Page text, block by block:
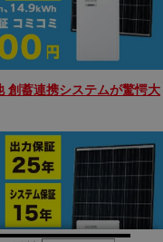
創蓄連携システムが驚愕大